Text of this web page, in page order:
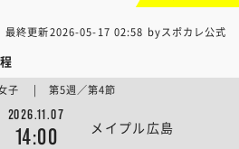
最終更新2026-05-17 02:58 byスポカレ公式
2026.11.07
14:00 メイプル広島
女子 | 第5週／第4節